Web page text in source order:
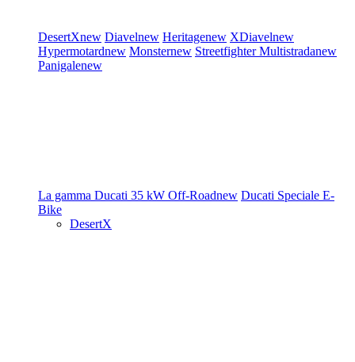
DesertXnew Diavelnew Heritagenew XDiavelnew
Hypermotardnew Monsternew StreetfighterMultistradanew
Panigalenew
La gamma Ducati 35 kW Off-Roadnew Ducati Speciale E-
Bike
DesertX